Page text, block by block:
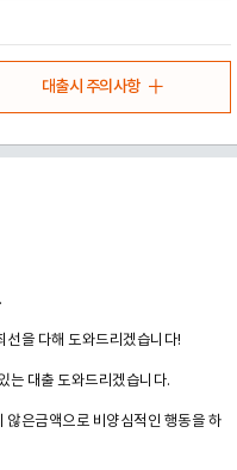
대출시 주의사항
선을 다해 도와드리겠습니다!
는 대출 도와드리겠습니다.
않은금액으로 비양심적인 행동을 하